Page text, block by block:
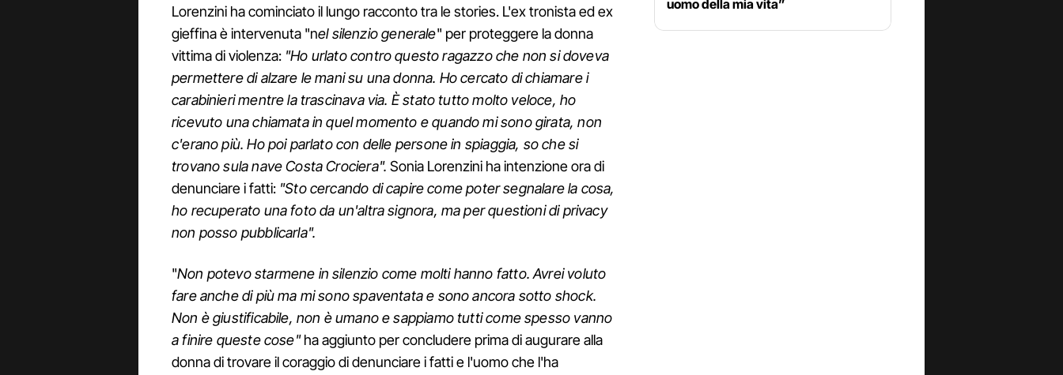
Lorenzini ha cominciato il lungo racconto tra le stories. L'ex tronista ed ex
gieffina è intervenuta "nel silenzio generale" per proteggere la donna
vittima di violenza: "Ho urlato contro questo ragazzo che non si doveva
permettere di alzare le mani su una donna. Ho cercato di chiamare i
carabinieri mentre la trascinava via. È stato tutto molto veloce, ho
ricevuto una chiamata in quel momento e quando mi sono girata, non
c'erano più. Ho poi parlato con delle persone in spiaggia, so che si
trovano sula nave Costa Crociera".Sonia Lorenzini ha intenzione ora di
denunciare i fatti: "Sto cercando di capire come poter segnalare la cosa,
ho recuperato una foto da un'altra signora, ma per questioni di privacy
non posso pubblicarla".
"Non potevo starmene in silenzio come molti hanno fatto. Avrei voluto
fare anche di più ma mi sono spaventata e sono ancora sotto shock.
Non è giustificabile, non è umano e sappiamo tutti come spesso vanno
a finire queste cose"ha aggiunto per concludere prima di augurare alla
donna di trovare il coraggio di denunciare i fatti e l'uomo che l'ha
uomo della mia vita”